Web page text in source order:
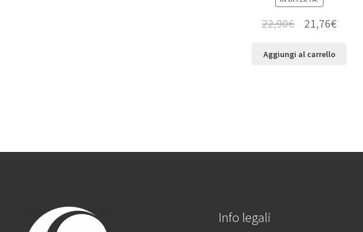
22,90€ 21,76€
Aggiungi al carrello
Info legali